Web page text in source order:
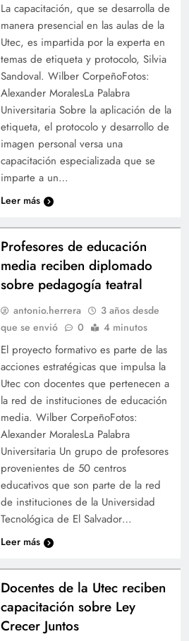
La capacitación, que se desarrolla de
manera presencial en las aulas de la
Utec, es impartida por la experta en
temas de etiqueta y protocolo, Silvia
Sandoval. Wilber CorpeñoFotos:
Alexander MoralesLa Palabra
Universitaria Sobre la aplicación de la
etiqueta, el protocolo y desarrollo de
imagen personal versa una
capacitación especializada que se
imparte a un…
Leer más
Profesores de educación
media reciben diplomado
sobre pedagogía teatral
antonio.herrera
3 años desde
que se envió
0 4 minutos
El proyecto formativo es parte de las
acciones estratégicas que impulsa la
Utec con docentes que pertenecen a
la red de instituciones de educación
media. Wilber CorpeñoFotos:
Alexander MoralesLa Palabra
Universitaria Un grupo de profesores
provenientes de 50 centros
educativos que son parte de la red
de instituciones de la Universidad
Tecnológica de El Salvador…
Leer más
Docentes de la Utec reciben
capacitación sobre Ley
Crecer Juntos